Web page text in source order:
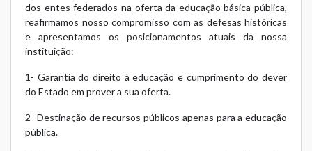
dos entes federados na oferta da educação básica pública,
reafirmamos nosso compromisso com as defesas históricas
e apresentamos os posicionamentos atuais da nossa
instituição:
1- Garantia do direito à educação e cumprimento do dever
do Estado em prover a sua oferta.
2- Destinação de recursos públicos apenas para a educação
pública.